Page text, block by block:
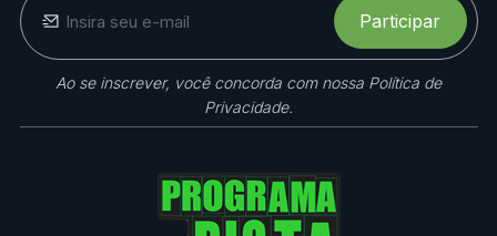
Ao se inscrever, você concorda com nossa Política de
Privacidade.
Participar